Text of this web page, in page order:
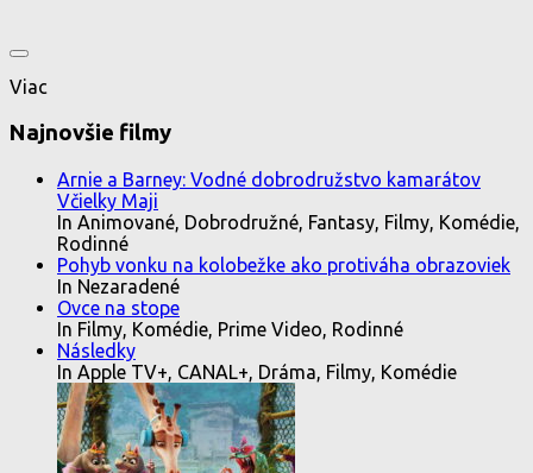
Viac
Najnovšie filmy
Arnie a Barney: Vodné dobrodružstvo kamarátov
Včielky Maji
In Animované, Dobrodružné, Fantasy, Filmy, Komédie,
Rodinné
Pohyb vonku na kolobežke ako protiváha obrazoviek
In Nezaradené
Ovce na stope
In Filmy, Komédie, Prime Video, Rodinné
Následky
In Apple TV+, CANAL+, Dráma, Filmy, Komédie